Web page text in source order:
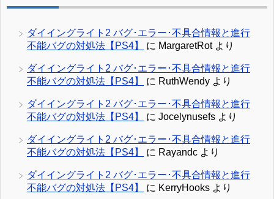
ダイイングライト2 バグ･エラー･不具合情報と進行
不能バグの対処法【PS4】
に MargaretRotより
ダイイングライト2 バグ･エラー･不具合情報と進行
不能バグの対処法【PS4】
に RuthWendy より
ダイイングライト2 バグ･エラー･不具合情報と進行
不能バグの対処法【PS4】
に Jocelynusefs より
ダイイングライト2 バグ･エラー･不具合情報と進行
不能バグの対処法【PS4】
に Rayandc より
ダイイングライト2 バグ･エラー･不具合情報と進行
不能バグの対処法【PS4】
に KerryHooks より